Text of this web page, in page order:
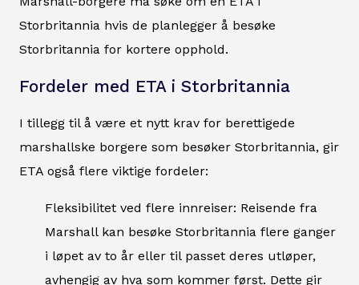
Storbritannia hvis de planlegger å besøke
Storbritannia for kortere opphold.
Fordeler med ETA i Storbritannia
I tillegg til å være et nytt krav for berettigede
marshallske borgere som besøker Storbritannia, gir
ETA også flere viktige fordeler:
Fleksibilitet ved flere innreiser: Reisende fra
Marshall kan besøke Storbritannia flere ganger
i løpet av to år eller til passet deres utløper,
avhengig av hva som kommer først. Dette gir